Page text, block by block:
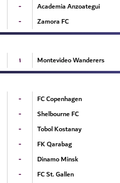
- Academia Anzoategui
- Zamora FC
۱ Montevideo Wanderers
- FC Copenhagen
- Shelbourne FC
- Tobol Kostanay
- FK Qarabag
- Dinamo Minsk
- FC St. Gallen